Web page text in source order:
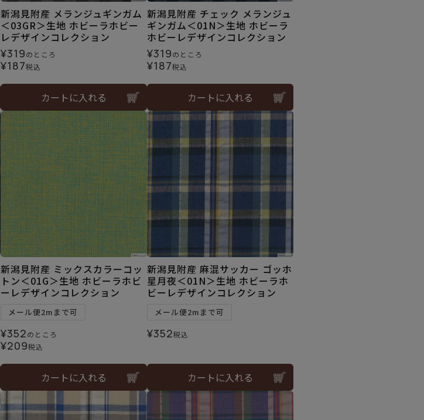
新潟見附産 メランジュギンガム
＜03GR＞生地 ホビーラホビー
レデザインコレクション
¥319のところ
¥187税込
カートに入れる
新潟見附産 チェック メランジュ
ギンガム＜01N＞生地 ホビーラ
ホビーレデザインコレクション
¥319のところ
¥187税込
カートに入れる
新潟見附産 ミックスカラーコッ
トン＜01G＞生地 ホビーラホビ
ーレデザインコレクション
メール便2mまで可
¥352のところ
¥209税込
カートに入れる
新潟見附産 麻混サッカー ゴッホ
星月夜＜01N＞生地 ホビーラホ
ビーレデザインコレクション
メール便2mまで可
¥352税込
カートに入れる